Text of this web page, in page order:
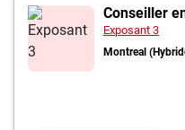
Conseiller
Exposant 3
Montreal